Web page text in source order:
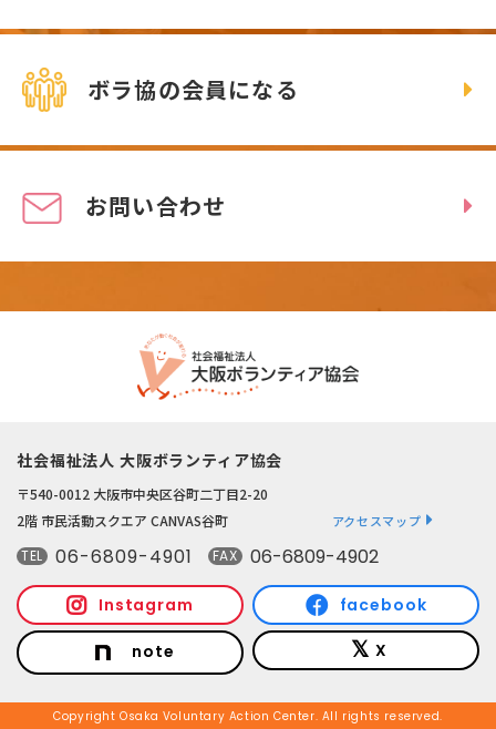
ボラ協の会員になる
お問い合わせ
社会福祉法人 大阪ボランティア協会
〒540-0012 大阪市中央区谷町二丁目2-20
2階 市民活動スクエア CANVAS谷町
アクセスマップ
TEL 06-6809-4901 FAX 06-6809-4902
Instagram facebook
note X
Copyright Osaka Voluntary Action Center. All rights reserved.